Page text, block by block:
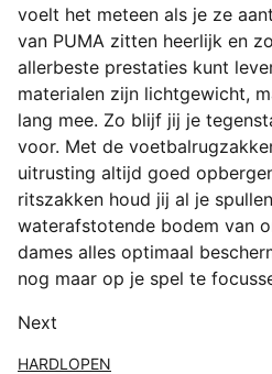
voelt het meteen als je ze
van PUMA zitten heerlijk en
allerbeste prestaties kunt
materialen zijn lichtgewicht,
lang mee. Zo blijf jij je
voor. Met de
uitrusting altijd goed
ritszakken houd jij al je
waterafstotende bodem van
dames alles optimaal
nog maar op je spel te
Next
HARDLOPEN